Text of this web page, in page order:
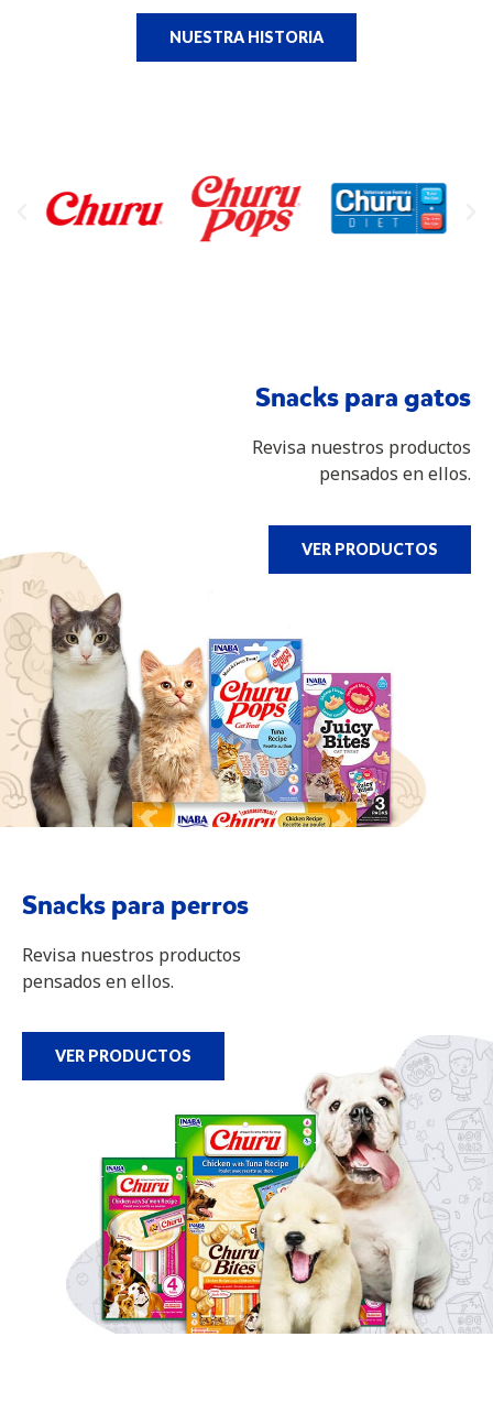
NUESTRA HISTORIA
Snacks para gatos
Revisa nuestros productos
pensados en ellos.
VER PRODUCTOS
Snacks para perros
Revisa nuestros productos
pensados en ellos.
VER PRODUCTOS